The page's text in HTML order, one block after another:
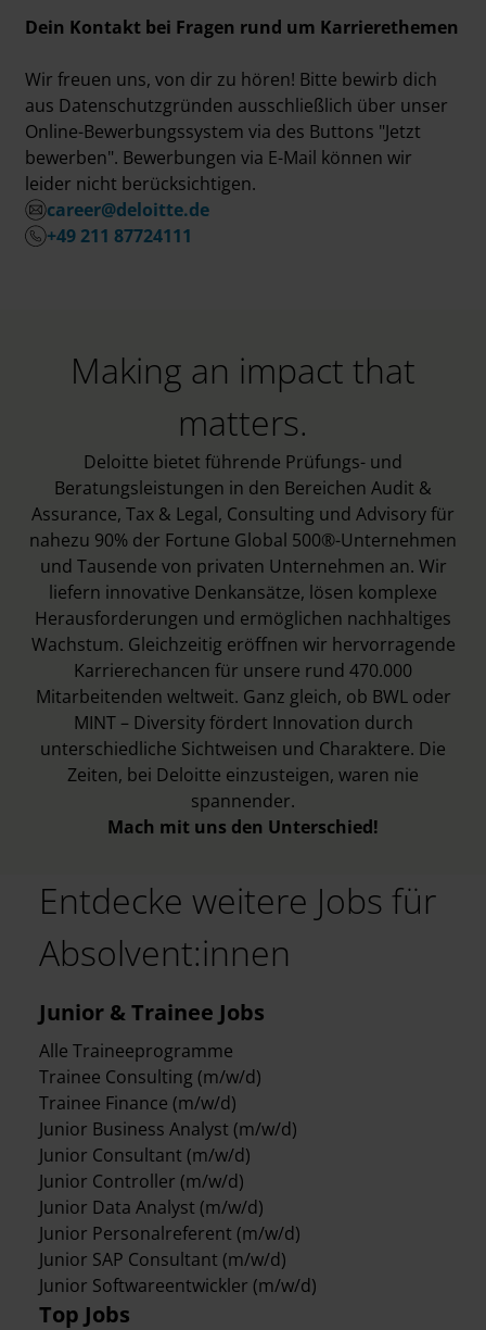
Dein Kontakt bei Fragen rund um Karrierethemen
Wir freuen uns, von dir zu hören! Bitte bewirb dich
aus Datenschutzgründen ausschließlich über unser
Online-Bewerbungssystem via des Buttons "Jetzt
bewerben". Bewerbungen via E-Mail können wir
leider nicht berücksichtigen.
career@deloitte.de
+49 211 87724111
Making an impact that
matters.
Deloitte bietet führende Prüfungs- und
Beratungsleistungen in den Bereichen Audit &
Assurance, Tax & Legal, Consulting und Advisory für
nahezu 90% der Fortune Global 500®-Unternehmen
und Tausende von privaten Unternehmen an. Wir
liefern innovative Denkansätze, lösen komplexe
Herausforderungen und ermöglichen nachhaltiges
Wachstum. Gleichzeitig eröffnen wir hervorragende
Karrierechancen für unsere rund 470.000
Mitarbeitenden weltweit. Ganz gleich, ob BWL oder
MINT – Diversity fördert Innovation durch
unterschiedliche Sichtweisen und Charaktere. Die
Zeiten, bei Deloitte einzusteigen, waren nie
spannender.
Mach mit uns den Unterschied!
Entdecke weitere Jobs für
Absolvent:innen
Top Jobs
Junior & Trainee Jobs
Alle Traineeprogramme
Trainee Consulting (m/w/d)
Trainee Finance (m/w/d)
Junior Business Analyst (m/w/d)
Junior Consultant (m/w/d)
Junior Controller (m/w/d)
Junior Data Analyst (m/w/d)
Junior Personalreferent (m/w/d)
Junior SAP Consultant (m/w/d)
Junior Softwareentwickler (m/w/d)